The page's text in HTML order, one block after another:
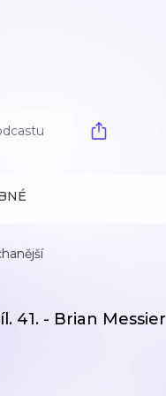
41. - Brian Messier